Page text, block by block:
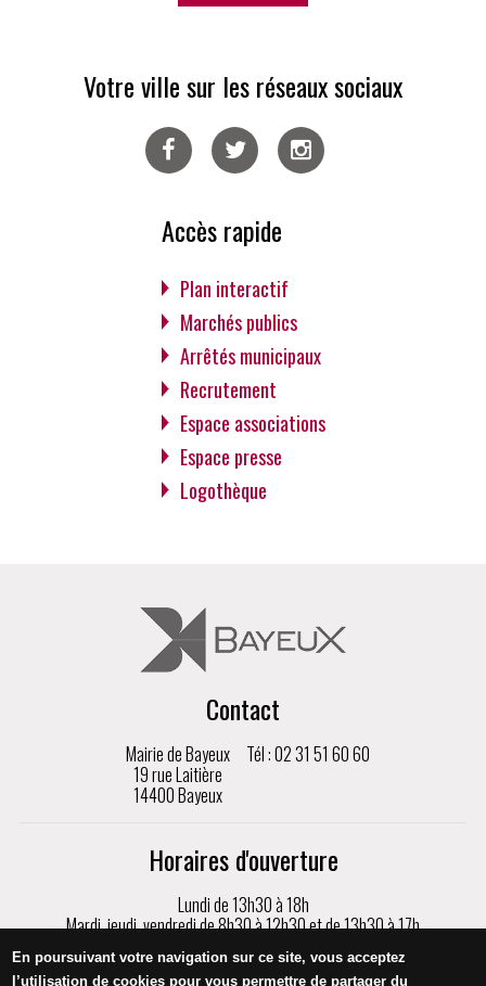
Votre ville sur les réseaux sociaux
Accès rapide
Plan interactif
Marchés publics
Arrêtés municipaux
Recrutement
Espace associations
Espace presse
Logothèque
Contact
Mairie de Bayeux
19 rue Laitière
14400 Bayeux
Tél : 02 31 51 60 60
Horaires d'ouverture
Lundi de 13h30 à 18h
Mardi, jeudi, vendredi de 8h30 à 12h30 et de 13h30 à 17h
Mercredi de 8h30 à 17h
Samedi de 9h à 12h, sur rendez-vous uniquement
En poursuivant votre navigation sur ce site, vous acceptez
l’utilisation de cookies pour vous permettre de partager du